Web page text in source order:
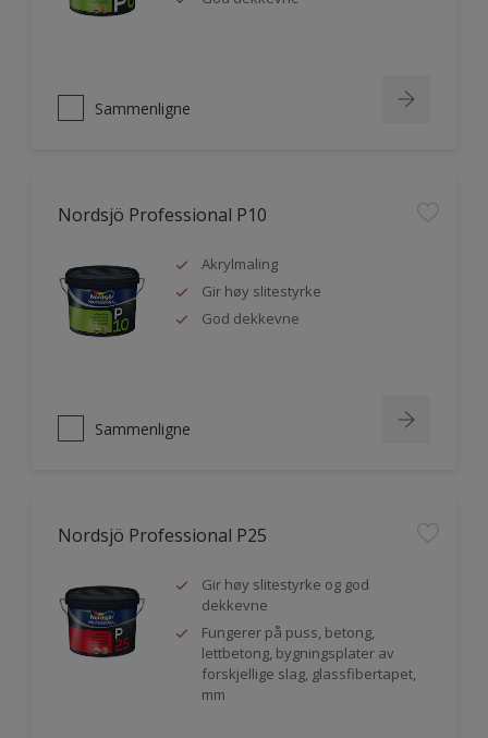
Sammenligne
Nordsjö Professional P10
Akrylmaling
Gir høy slitestyrke
God dekkevne
Sammenligne
Nordsjö Professional P25
Gir høy slitestyrke og god
dekkevne
Fungerer på puss, betong,
lettbetong, bygningsplater av
forskjellige slag, glassfibertapet,
mm